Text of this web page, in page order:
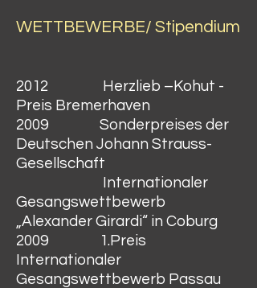
WETTBEWERBE/ Stipendium
2012 Herzlieb –Kohut -
Preis Bremerhaven
2009 Sonderpreises der
Deutschen Johann Strauss-
Gesellschaft
Internationaler
Gesangswettbewerb
„Alexander Girardi“ in Coburg
2009 1.Preis
Internationaler
Gesangswettbewerb Passau